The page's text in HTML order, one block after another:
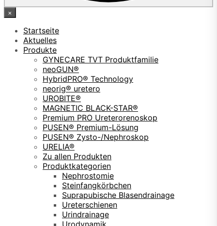
×
Startseite
Aktuelles
Produkte
GYNECARE TVT Produktfamilie
neoGUN®
HybridPRO® Technology
neorig® uretero
UROBITE®
MAGNETIC BLACK-STAR®
Premium PRO Ureterorenoskop
PUSEN® Premium-Lösung
PUSEN® Zysto-/Nephroskop
URELIA®
Zu allen Produkten
Produktkategorien
Nephrostomie
Steinfangkörbchen
Suprapubische Blasendrainage
Ureterschienen
Urindrainage